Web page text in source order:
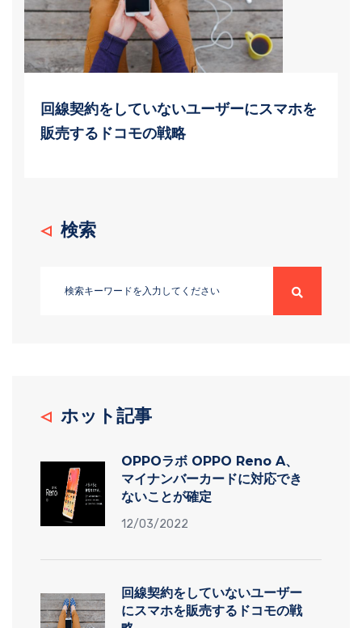
回線契約をしていないユーザーにスマホを
販売するドコモの戦略
検索
ホット記事
OPPOラボ OPPO Reno A、
マイナンバーカードに対応でき
ないことが確定
12/03/2022
回線契約をしていないユーザー
にスマホを販売するドコモの戦